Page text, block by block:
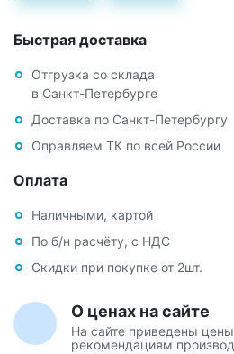
Быстрая доставка
Отгрузка со склада
в Санкт-Петербурге
Доставка по Санкт-Петербургу
Оправляем ТК по всей России
Оплата
Наличными, картой
По б/н расчёту, с НДС
Скидки при покупке от 2шт.
О ценах на сайте
На сайте приведены
рекомендациям